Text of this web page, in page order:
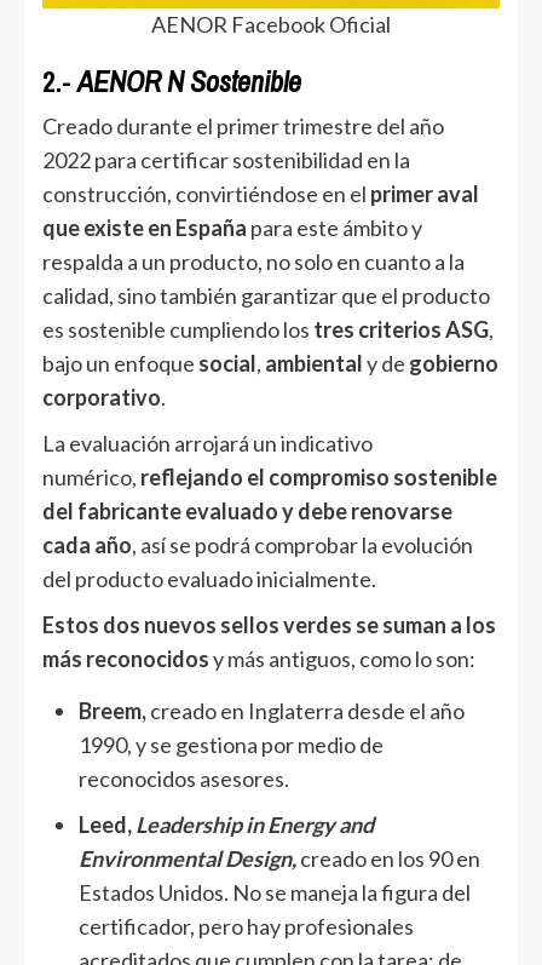
AENOR Facebook Oficial
2.-AENOR N Sostenible
Creado durante el primer trimestre del año
2022 para certificar sostenibilidad en la
construcción, convirtiéndose en el primer aval
que existe en España para este ámbito y
respalda a un producto, no solo en cuanto a la
calidad, sino también garantizar que el producto
es sostenible cumpliendo los tres criterios ASG,
bajo un enfoque social, ambientaly de gobierno
corporativo.
La evaluación arrojará un indicativo
numérico, reflejando el compromiso sostenible
del fabricante evaluado y debe renovarse
cada año, así se podrá comprobar la evolución
del producto evaluado inicialmente.
Estos dos nuevos sellos verdes se suman a los
más reconocidosy más antiguos, como lo son:
Breem,creado en Inglaterra desde el año
1990, y se gestiona por medio de
reconocidos asesores.
Leed,Leadership in Energy and
Environmental Design,creado en los 90 en
Estados Unidos. No se maneja la figura del
certificador, pero hay profesionales